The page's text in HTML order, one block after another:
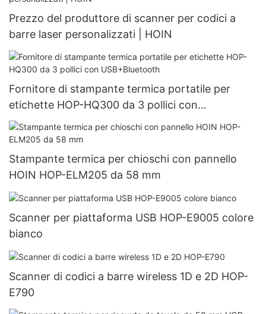
Prezzo del produttore di scanner per codici a
barre laser personalizzati | HOIN
Fornitore di stampante termica portatile per
etichette HOP-HQ300 da 3 pollici con
USB+Bluetooth
Stampante termica per chioschi con pannello
HOIN HOP-ELM205 da 58 mm
Scanner per piattaforma USB HOP-E9005 colore
bianco
Scanner di codici a barre wireless 1D e 2D HOP-
E790